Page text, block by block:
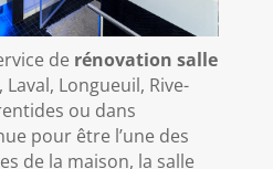
de rénovation salle
, Laval, Longueuil, Rive-
ou dans
pour être l’une des
de la maison, la salle